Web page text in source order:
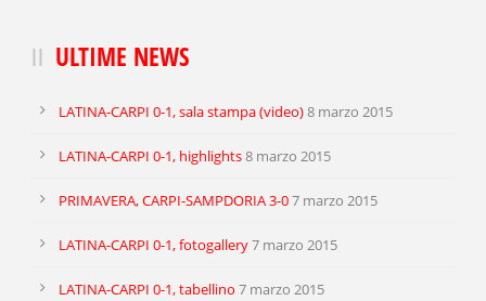
ULTIME NEWS
LATINA-CARPI 0-1, sala stampa (video)8 marzo 2015
LATINA-CARPI 0-1, highlights8 marzo 2015
PRIMAVERA, CARPI-SAMPDORIA 3-07 marzo 2015
LATINA-CARPI 0-1, fotogallery7 marzo 2015
LATINA-CARPI 0-1, tabellino 7 marzo 2015